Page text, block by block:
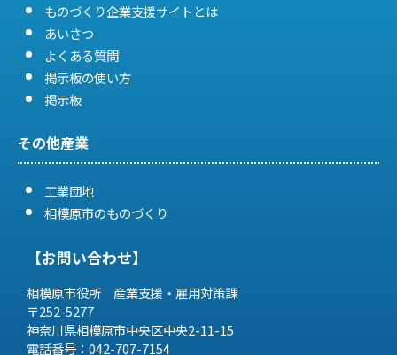
ものづくり企業支援サイトとは
あいさつ
よくある質問
掲示板の使い方
掲示板
その他産業
工業団地
相模原市のものづくり
【お問い合わせ】
相模原市役所 産業支援・雇用対策課
〒252-5277
神奈川県相模原市中央区中央2-11-15
電話番号：042-707-7154